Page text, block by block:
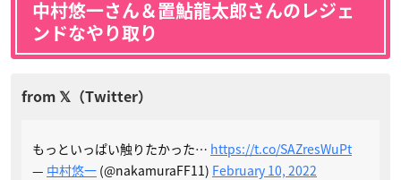
中村悠一さん＆置鮎龍太郎さんのレジェ
ンドなやり取り
もっといっぱい触りたかった… https://t.co/SAZresWuPt
— 中村悠一 (@nakamuraFF11) February 10, 2022